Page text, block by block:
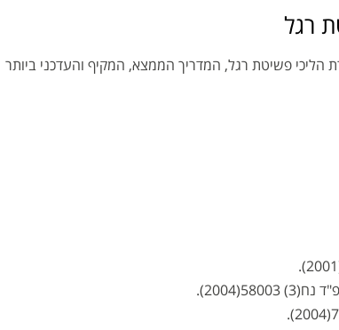
רגל
הליכי פשיטת רגל, המדריך הממצא, המקיף והעדכני ביותר